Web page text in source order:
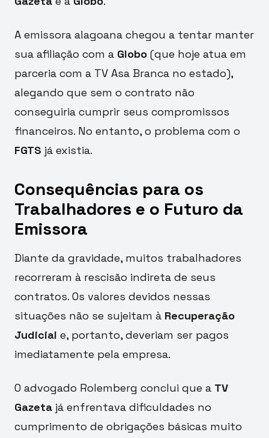
A emissora alagoana chegou a tentar manter
sua afiliação com a Globo (que hoje atua em
parceria com a TV Asa Branca no estado),
alegando que sem o contrato não
conseguiria cumprir seus compromissos
financeiros. No entanto, o problema com o
FGTS já existia.
Consequências para os
Trabalhadores e o Futuro da
Emissora
Diante da gravidade, muitos trabalhadores
recorreram à rescisão indireta de seus
contratos. Os valores devidos nessas
situações não se sujeitam à Recuperação
Judicial e, portanto, deveriam ser pagos
imediatamente pela empresa.
O advogado Rolemberg conclui que a TV
Gazeta já enfrentava dificuldades no
cumprimento de obrigações básicas muito